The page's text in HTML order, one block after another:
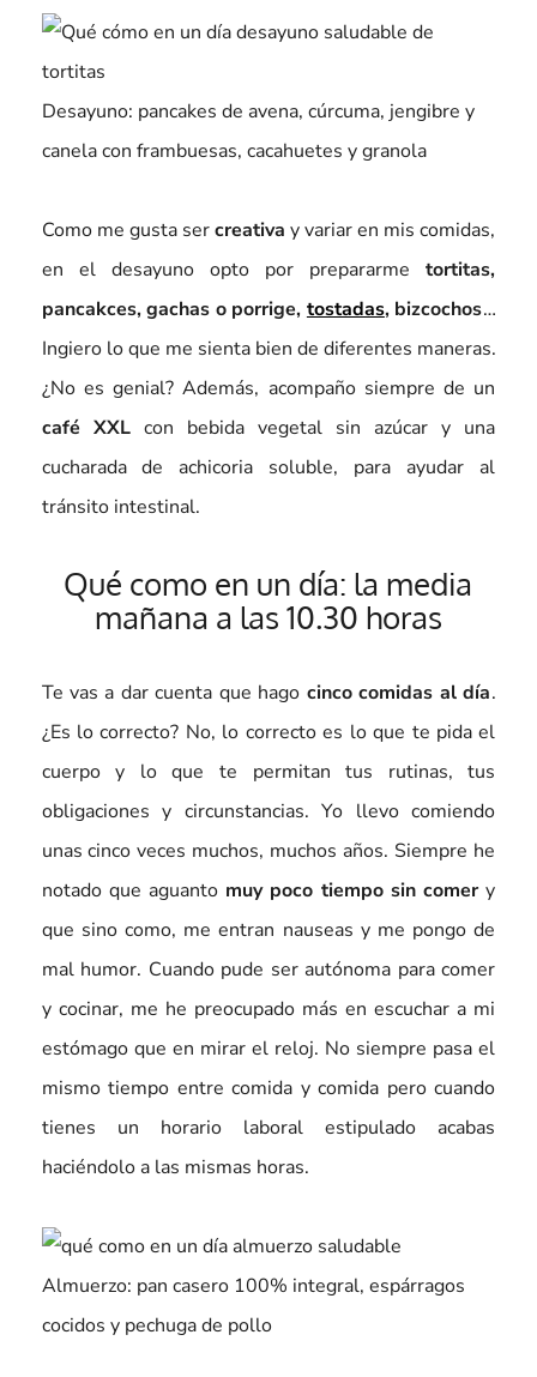
Desayuno: pancakes de avena, cúrcuma, jengibre y
canela con frambuesas, cacahuetes y granola
Como me gusta sercreativa y variar en mis comidas,
en el desayuno opto por prepararmetortitas,
pancakces, gachas o porrige, tostadas, bizcochos…
Ingiero lo que me sienta bien de diferentes maneras.
¿No es genial? Además, acompaño siempre de un
café XXLcon bebida vegetal sin azúcar y una
cucharada de achicoria soluble, para ayudar al
tránsito intestinal.
Qué como en un día: la media
mañana a las 10.30 horas
Te vas a dar cuenta que hago cinco comidas al día.
¿Es lo correcto? No, lo correcto es lo que te pida el
cuerpo y lo que te permitan tus rutinas, tus
obligaciones y circunstancias. Yo llevo comiendo
unas cinco veces muchos, muchos años. Siempre he
notado que aguanto muy poco tiempo sin comery
que sino como, me entran nauseas y me pongo de
mal humor. Cuando pude ser autónoma para comer
y cocinar, me he preocupado más en escuchar a mi
estómago que en mirar el reloj. No siempre pasa el
mismo tiempo entre comida y comida pero cuando
tienes un horario laboral estipulado acabas
haciéndolo a las mismas horas.
Almuerzo: pan casero 100% integral, espárragos
cocidos y pechuga de pollo